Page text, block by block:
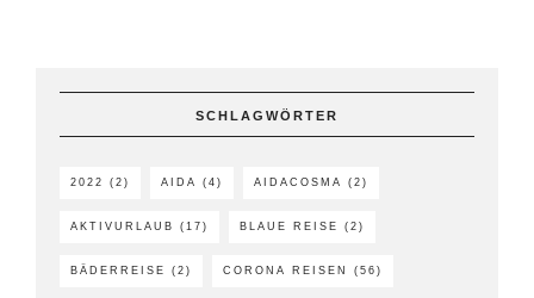
SCHLAGWÖRTER
2022 (2) AIDA (4) AIDACOSMA (2)
AKTIVURLAUB (17) BLAUE REISE (2)
BÄDERREISE (2) CORONA REISEN (56)